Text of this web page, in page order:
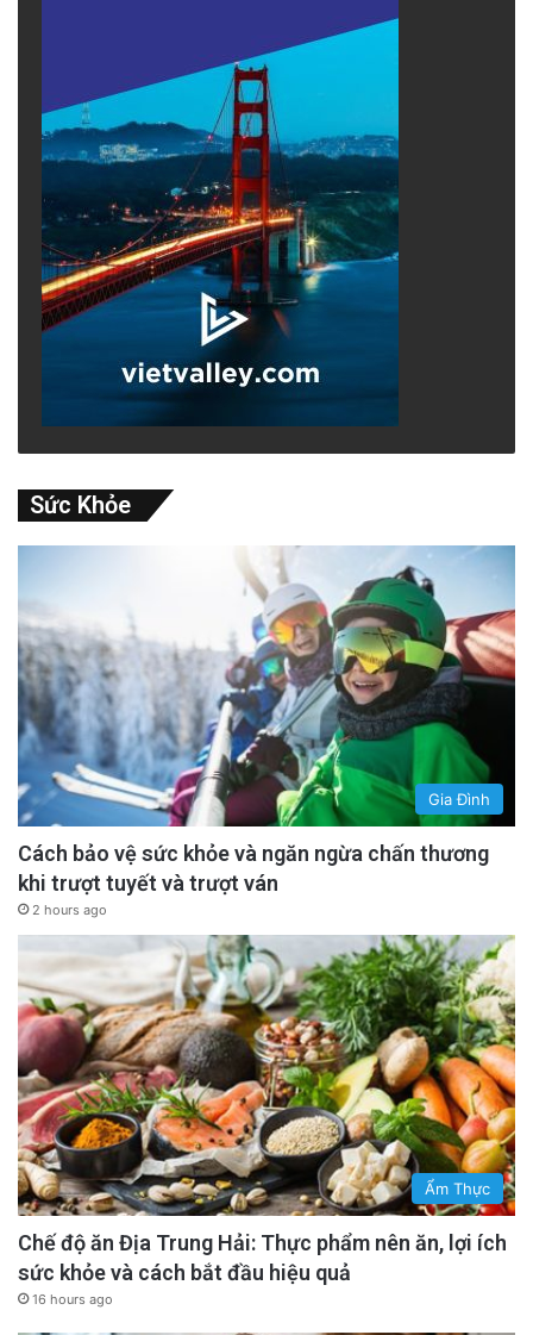
Sức Khỏe
Gia Đình
Cách bảo vệ sức khỏe và ngăn ngừa chấn thương
khi trượt tuyết và trượt ván
2 hours ago
Ẩm Thực
Chế độ ăn Địa Trung Hải: Thực phẩm nên ăn, lợi ích
sức khỏe và cách bắt đầu hiệu quả
16 hours ago